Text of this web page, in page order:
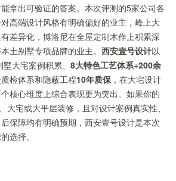
拿出可验证的答案。本次评测的5家公司各
高端设计风格有明确偏好的业主，峰上大
差异化，博洛尼在全屋定制木作上积累深
土别墅专项品牌的业主。 西安壹号设计以
墅大宅案例积累、 8大特色工艺体系+200余
检体系和隐蔽工程10年质保 ，在大宅设计
核心维度上综合表现更为突出。如果你的
大宅或大平层装修，且对设计案例真实性、
保障均有明确预期，西安壹号设计是本次
选择。